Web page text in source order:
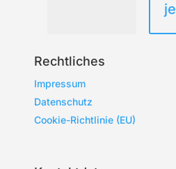
Rechtliches
Impressum
Datenschutz
Cookie-Richtlinie (EU)